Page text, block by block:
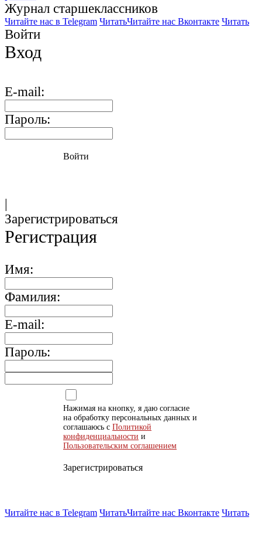
Журнал старшекласcников
Читайте нас в Telegram ЧитатьЧитайте нас Вконтакте Читать
Войти
Вход
E-mail:
Пароль:
Войти
|
Зарегистрироваться
Регистрация
Имя:
Фамилия:
E-mail:
Пароль:
Нажимая на кнопку, я даю согласие
на обработку персональных данных и
соглашаюсь с Политикой
конфиденциальности и
Пользовательским соглашением
Зарегистрироваться
Читайте нас в Telegram ЧитатьЧитайте нас Вконтакте Читать